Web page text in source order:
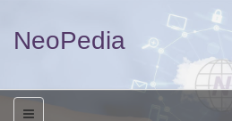
NeoPedia
منو